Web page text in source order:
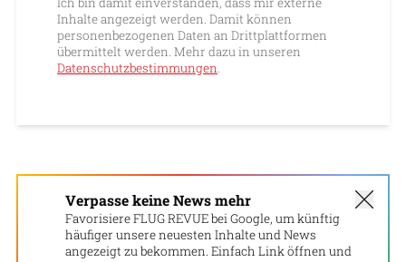
Inhalte angezeigt werden. Damit können
personenbezogenen Daten an Drittplattformen
übermittelt werden. Mehr dazu in unseren
Datenschutzbestimmungen.
Verpasse keine News mehr
Favorisiere FLUG REVUE bei Google, um künftig
häufiger unsere neuesten Inhalte und News
angezeigt zu bekommen. Einfach Link öffnen und